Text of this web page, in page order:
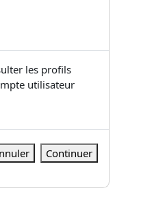
les profils
utilisateur
Continuer